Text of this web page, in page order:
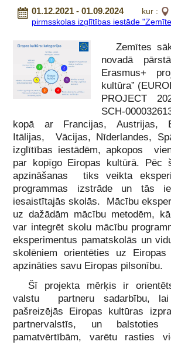
01.12.2021 - 01.09.2024 kur :
pirmsskolas izglītības iestāde
Zemītes
novadā
Erasmus+
kultūra”
PROJECT
SCH-
kopā ar Francijas, Austrijas,
Itālijas, Vācijas, Nīderlandes,
izglītības iestādēm, apkopos
par kopīgo Eiropas kultūrā. Pēc
apzināšanas tiks veikta
programmas izstrāde un tās
iesaistītajās skolās. Mācību
uz dažādām mācību metodēm,
var integrēt skolu mācību
eksperimentus pamatskolās un
skolēniem orientēties uz
apzināties savu Eiropas pilsonību.
Šī projekta mērķis ir
valstu partneru sadarbību,
pašreizējās Eiropas kultūras
partnervalstīs, un balstoties
pamatvērtībām, varētu rasties